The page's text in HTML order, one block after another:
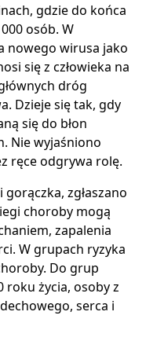
gdzie do końca
osób. W
nowego wirusa jako
się z człowieka na
dróg
Dzieje się tak, gdy
się do błon
Nie wyjaśniono
ręce odgrywa rolę.
zgłaszano
choroby mogą
zapalenia
W grupach ryzyka
Do grup
roku życia, osoby z
serca i